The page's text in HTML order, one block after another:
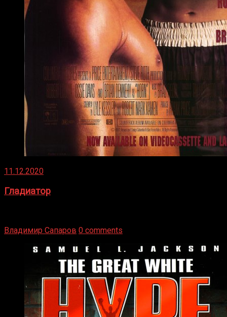
11.12.2020
Гладиатор
Владимир Сапаров 0 comments